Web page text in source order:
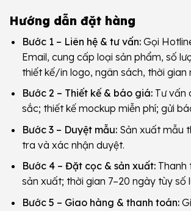
Hướng dẫn đặt hàng
Bước 1 – Liên hệ & tư vấn:Gọi
Email, cung cấp loại sản phẩm, số
thiết kế/in logo, ngân sách, thời gian
Bước 2 – Thiết kế & báo giá:Tư vấn
sắc; thiết kế mockup miễn phí; gửi
Bước 3 – Duyệt mẫu:Sản xuất mẫu
tra và xác nhận duyệt.
Bước 4 – Đặt cọc & sản xuất:Thanh
sản xuất; thời gian 7–20 ngày tùy số
Bước 5 – Giao hàng & thanh toán: